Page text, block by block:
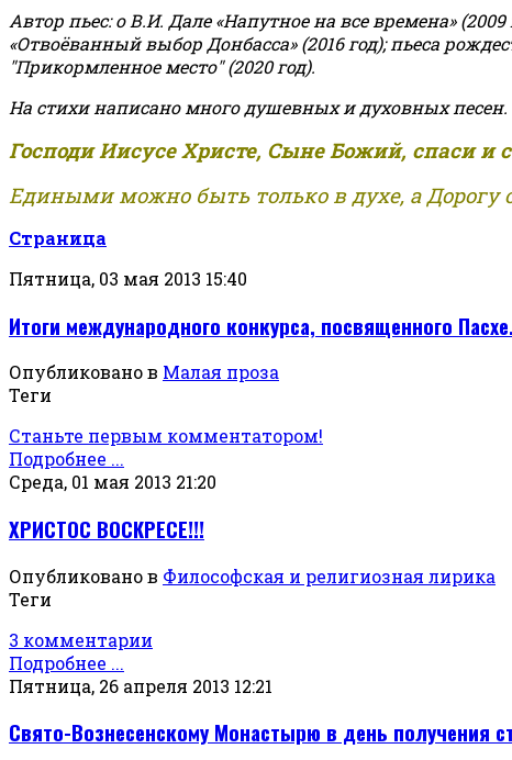
Автор пьес: о В.И. Дале «Напутное на все времена»
«Отвоёванный выбор Донбасса» (2016 год); пьеса
"Прикормленное место" (2020 год).
На стихи написано много душевных и духовных песен.
Господи Иисусе Христе, Сыне Божий, спаси
Едиными можно быть только в духе, а Дорогу
Страница
Пятница, 03 мая 2013 15:40
Итоги международного конкурса, посвященного Пасхе.
Опубликовано в Малая проза
Теги
Станьте первым комментатором!
Подробнее ...
Среда, 01 мая 2013 21:20
ХРИСТОС ВОСКРЕСЕ!!!
Опубликовано в Философская и религиозная лирика
Теги
3 комментарии
Подробнее ...
Пятница, 26 апреля 2013 12:21
Свято-Вознесенскому Монастырю в день получения